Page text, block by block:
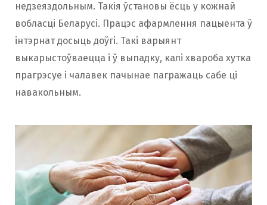
недзеяздольным. Такія ўстановы ёсць у кожнай
вобласці Беларусі. Працэс афармлення пацыента ў
інтэрнат досыць доўгі. Такі варыянт
выкарыстоўваецца і ў выпадку, калі хвароба хутка
прагрэсуе і чалавек пачынае пагражаць сабе ці
навакольным.